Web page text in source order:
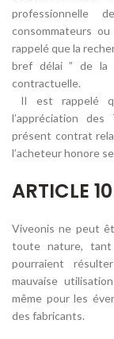
professionnelle
consommateurs
rappelé que la
bref délai ” de la
contractuelle.
Il est rappelé
l’appréciation
présent contrat
l’acheteur honore
ARTICLE
Viveonis ne peut
toute nature, tant
pourraient
mauvaise
même pour les
des fabricants.